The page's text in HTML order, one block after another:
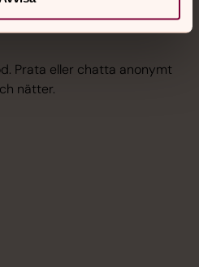
Prata eller chatta anonymt
nätter.